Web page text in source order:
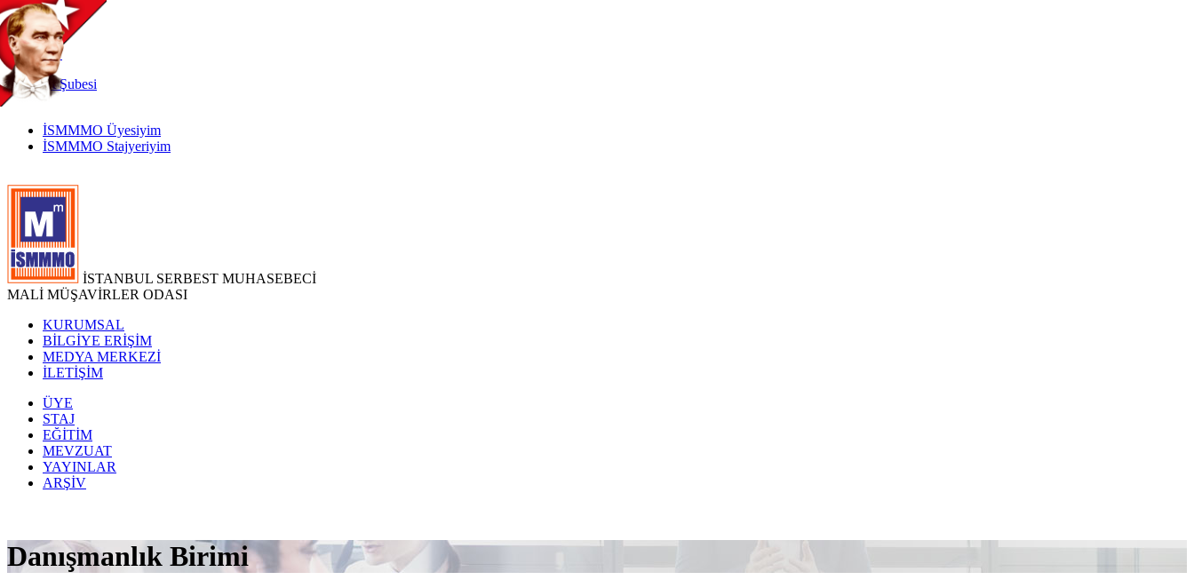
TR
|
EN
İnternetŞubesi
İSMMMO Üyesiyim
İSMMMO Stajyeriyim
İSTANBUL SERBEST MUHASEBECİ
MALİ MÜŞAVİRLER ODASI
KURUMSAL
BİLGİYE ERİŞİM
MEDYA MERKEZİ
İLETİŞİM
ÜYE
STAJ
EĞİTİM
MEVZUAT
YAYINLAR
ARŞİV
Danışmanlık Birimi